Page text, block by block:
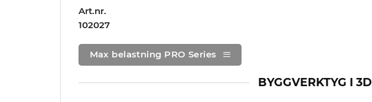
Art.nr.
102027
Max belastning PRO Series
BYGGVERKTYG I 3D